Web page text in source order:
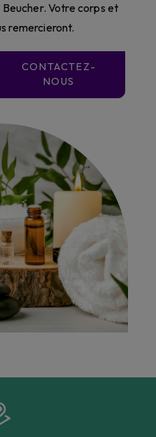
Votre corps et
remercieront.
CONTACTEZ-
NOUS